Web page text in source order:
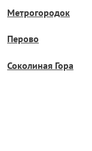
Метрогородок
Перово
Соколиная Гора